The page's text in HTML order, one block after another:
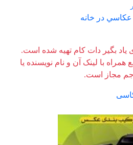
در خانه
یاد بگیر دات کام تهیه شده است.
همراه با لینک آن و نام نویسنده یا
مجاز است.